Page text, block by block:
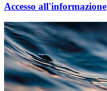
Accesso all'informazione